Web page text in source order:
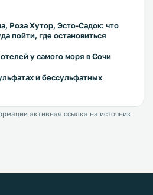
Роза Хутор, Эсто-Садок: что
пойти, где остановиться
у самого моря в Сочи
и бессульфатных
активная ссылка на источник